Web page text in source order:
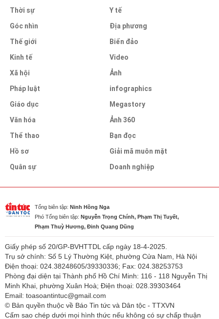
Thời sự
Góc nhìn
Thế giới
Kinh tế
Xã hội
Pháp luật
Giáo dục
Văn hóa
Thể thao
Hồ sơ
Quân sự
Y tế
Địa phương
Biển đảo
Video
Ảnh
infographics
Megastory
Ảnh 360
Bạn đọc
Giải mã muôn mặt
Doanh nghiệp
Tổng biên tập: Ninh Hồng Nga
Phó Tổng biên tập: Nguyễn Trọng Chính, Phạm Thị Tuyết,
Phạm Thuỳ Hương, Đinh Quang Dũng
Giấy phép số 20/GP-BVHTTDL cấp ngày 18-4-2025.
Trụ sở chính: Số 5 Lý Thường Kiệt, phường Cửa Nam, Hà Nội
Điện thoại: 024.38248605/39330336; Fax: 024.38253753
Phòng đại diện tại Thành phố Hồ Chí Minh: 116 - 118 Nguyễn Thị
Minh Khai, phường Xuân Hoà; Điện thoại: 028.39303464
Email: toasoantintuc@gmail.com
© Bản quyền thuộc về Báo Tin tức và Dân tộc - TTXVN
Cấm sao chép dưới mọi hình thức nếu không có sự chấp thuận